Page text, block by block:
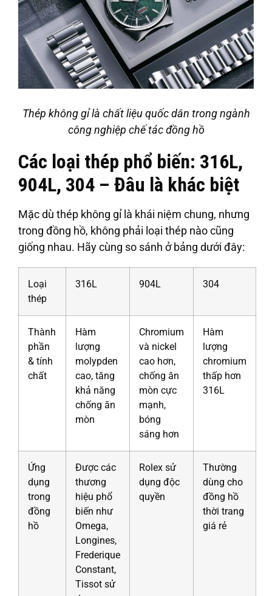
Thép không gỉ là chất liệu quốc dân trong ngành
công nghiệp chế tác đồng hồ
Các loại thép phổ biến: 316L,
904L, 304 – Đâu là khác biệt
Mặc dù thép không gỉ là khái niệm chung, nhưng
trong đồng hồ, không phải loại thép nào cũng
giống nhau. Hãy cùng so sánh ở bảng dưới đây:
Loại
thép
316L 904L 304
Thành
phần
& tính
chất
Hàm
lượng
molypden
cao, tăng
khả năng
chống ăn
mòn
Chromium
và nickel
cao hơn,
chống ăn
mòn cực
mạnh,
bóng
sáng hơn
Hàm
lượng
chromium
thấp hơn
316L
Ứng
dụng
trong
đồng
hồ
Được các
thương
hiệu phổ
biến như
Omega,
Longines,
Frederique
Constant,
Tissot sử
Rolex sử
dụng độc
quyền
Thường
dùng cho
đồng hồ
thời trang
giá rẻ